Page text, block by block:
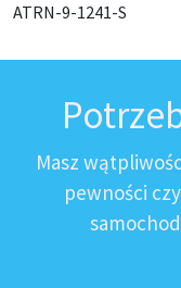
ATRN-9-1241-S
Masz
pewności